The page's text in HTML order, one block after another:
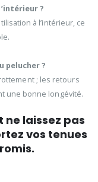
?
à l’intérieur, ce
pelucher ?
; les retours
une bonne longévité.
laissez pas
vos tenues